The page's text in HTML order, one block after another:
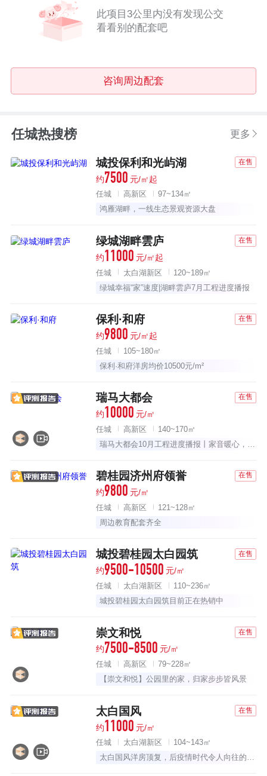
此项目3公里内没有发现公交
看看别的配套吧
咨询周边配套
任城热搜榜 更多
城投保利和光屿湖 在售
约7500 元/㎡起
任城 高新区
97~134㎡
鸿雁湖畔，一线生态景观资源大盘
绿城湖畔雲庐 在售
约11000 元/㎡起
任城 太白湖新区
120~189㎡
绿城幸福“家”速度|湖畔雲庐7月工程进度播报
保利·和府 在售
约9800 元/㎡起
任城
105~180㎡
保利·和府洋房均价10500元/m²
瑞马大都会 在售
约10000 元/㎡
任城 高新区
140~170㎡
碧桂园济州府领誉 在售
约9800 元/㎡
任城 高新区
121~128㎡
周边教育配套齐全
城投碧桂园太白园筑 在售
约9500-10500 元/㎡
任城 太白湖新区
110~236㎡
城投碧桂园太白园筑目前正在热销中
崇文和悦 在售
约7500-8500 元/㎡
任城 高新区
79~228㎡
【崇文和悦】公园里的家，归家步步皆风景
太白国风 在售
约11000 元/㎡
任城 太白湖新区
104~143㎡
太白国风洋房顶复，后疫情时代令人向往的生活！